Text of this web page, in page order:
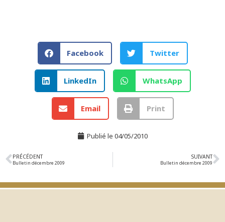
Facebook Twitter
LinkedIn WhatsApp
Email Print
Publié le 04/05/2010
PRÉCÉDENT
Bulletin décembre 2009
SUIVANT
Bulletin décembre 2009